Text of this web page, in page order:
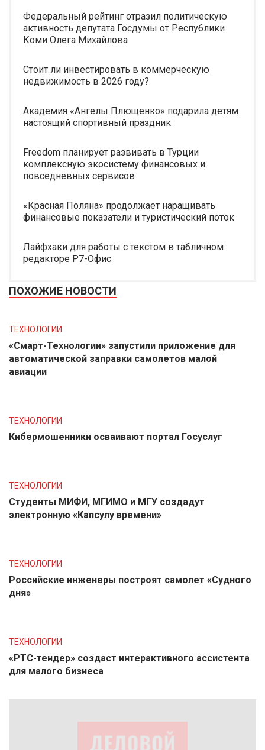
Федеральный рейтинг отразил политическую
активность депутата Госдумы от Республики
Коми Олега Михайлова
Стоит ли инвестировать в коммерческую
недвижимость в 2026 году?
Академия «Ангелы Плющенко» подарила детям
настоящий спортивный праздник
Freedom планирует развивать в Турции
комплексную экосистему финансовых и
повседневных сервисов
«Красная Поляна» продолжает наращивать
финансовые показатели и туристический поток
Лайфхаки для работы с текстом в табличном
редакторе Р7-Офис
ПОХОЖИЕ НОВОСТИ
ТЕХНОЛОГИИ
«Смарт-Технологии» запустили приложение для
автоматической заправки самолетов малой
авиации
ТЕХНОЛОГИИ
Кибермошенники осваивают портал Госуслуг
ТЕХНОЛОГИИ
Студенты МИФИ, МГИМО и МГУ создадут
электронную «Капсулу времени»
ТЕХНОЛОГИИ
Российские инженеры построят самолет «Судного
дня»
ТЕХНОЛОГИИ
«РТС-тендер» создаст интерактивного ассистента
для малого бизнеса